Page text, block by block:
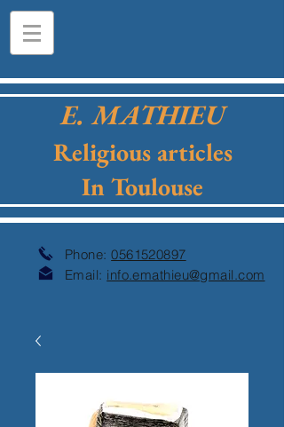
E. MATHIEU
Religious articles
In Toulouse
Phone:0561520897
Email: info.emathieu@gmail.com